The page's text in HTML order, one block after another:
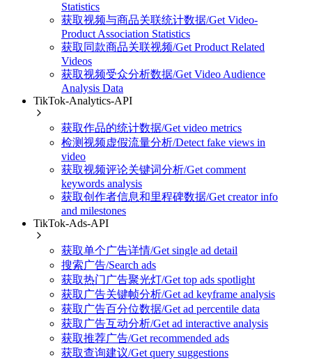
Statistics
获取视频与商品关联统计数据/Get Video-
Product Association Statistics
获取同款商品关联视频/Get Product Related
Videos
获取视频受众分析数据/Get Video Audience
Analysis Data
TikTok-Analytics-API
获取作品的统计数据/Get video metrics
检测视频虚假流量分析/Detect fake views in
video
获取视频评论关键词分析/Get comment
keywords analysis
获取创作者信息和里程碑数据/Get creator info
and milestones
TikTok-Ads-API
获取单个广告详情/Get single ad detail
搜索广告/Search ads
获取热门广告聚光灯/Get top ads spotlight
获取广告关键帧分析/Get ad keyframe analysis
获取广告百分位数据/Get ad percentile data
获取广告互动分析/Get ad interactive analysis
获取推荐广告/Get recommended ads
获取查询建议/Get query suggestions